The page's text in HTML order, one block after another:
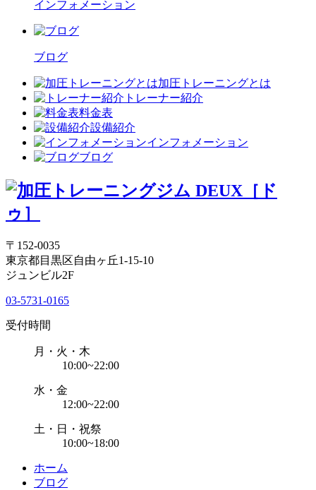
インフォメーション
ブログ
加圧トレーニングとは
トレーナー紹介
料金表
設備紹介
インフォメーション
ブログ
〒152-0035
東京都目黒区自由ヶ丘1-15-10
ジュンビル2F
03-5731-0165
受付時間
月・火・木
10:00~22:00
水・金
12:00~22:00
土・日・祝祭
10:00~18:00
ホーム
ブログ